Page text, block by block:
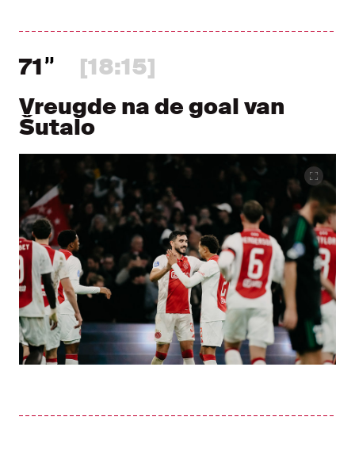
71
[18:15]
Vreugde na de goal van
Šutalo